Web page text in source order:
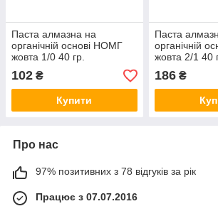
Паста алмазна на
органічній основі НОМГ
жовта 1/0 40 гр.
102 ₴
Купити
Паста
органічній
жовта 2/1 40
186₴
Про нас
97% позитивних з 78 відгуків за рік
Працює з 07.07.2016